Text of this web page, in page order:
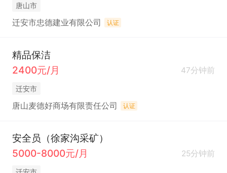
唐山市
迁安市忠德建业有限公司 认证
精品保洁
2400元/月
47分钟前
迁安市
唐山麦德好商场有限责任公司 认证
安全员（徐家沟采矿）
5000-8000元/月
25分钟前